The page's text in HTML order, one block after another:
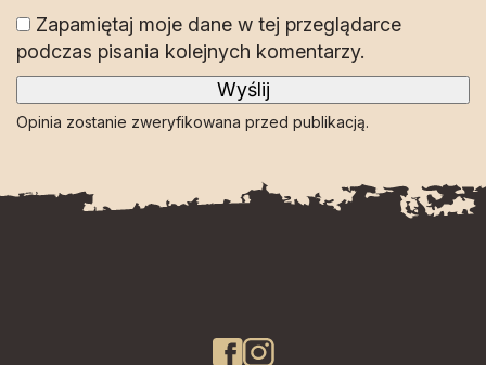
Zapamiętaj moje dane w tej przeglądarce
podczas pisania kolejnych komentarzy.
Opinia zostanie zweryfikowana przed publikacją.